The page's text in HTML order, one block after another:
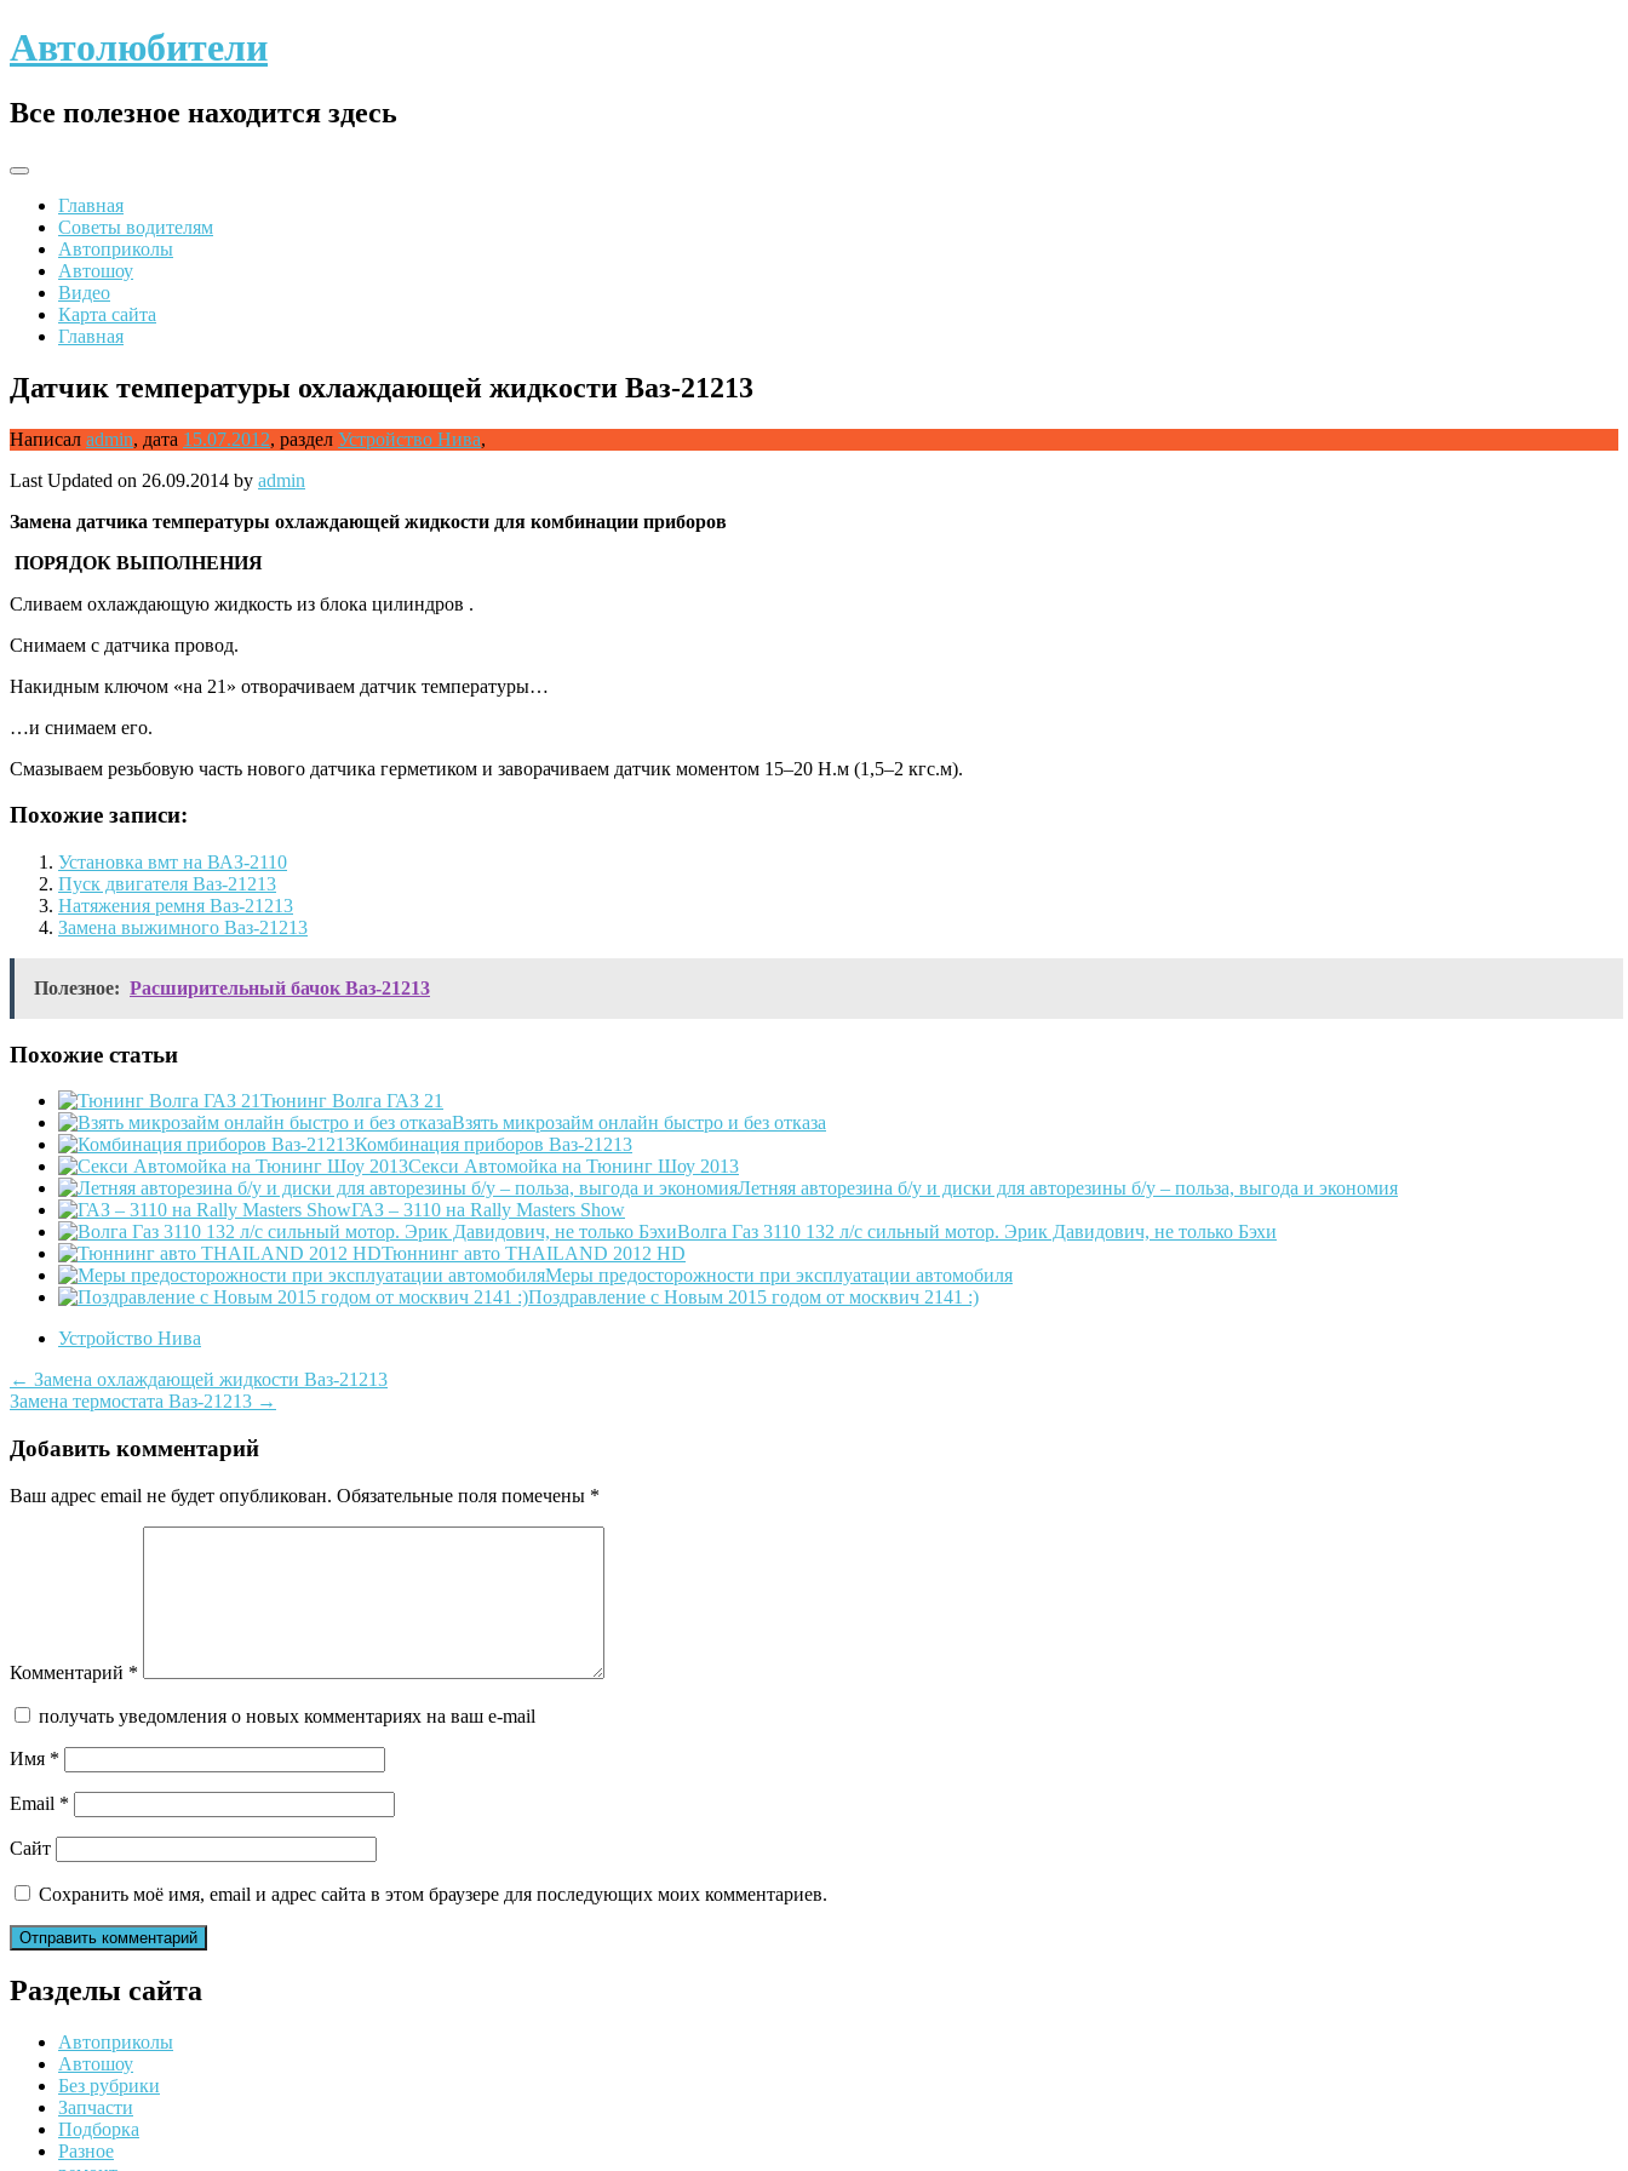
Skip
to
Автолюбители
Все полезное находится здесь
Главная
Советы водителям
Автоприколы
Автошоу
Видео
Карта сайта
Главная
Датчик температуры охлаждающей жидкости Ваз-21213
Написал admin, дата 15.07.2012, раздел Устройство Нива,
Last Updated on 26.09.2014 by admin
Замена датчика температуры охлаждающей жидкости для комбинации приборов
ПОРЯДОК ВЫПОЛНЕНИЯ
Сливаем охлаждающую жидкость из блока цилиндров .
Снимаем с датчика провод.
Накидным ключом «на 21» отворачиваем датчик температуры…
…и снимаем его.
Смазываем резьбовую часть нового датчика герметиком и заворачиваем датчик моментом 15–20 Н.м (1,5–2 кгс.м).
Похожие записи:
Установка вмт на ВАЗ-2110
Пуск двигателя Ваз-21213
Натяжения ремня Ваз-21213
Замена выжимного Ваз-21213
Полезное: Расширительный бачок Ваз-21213
Похожие статьи
Тюнинг Волга ГАЗ 21
Взять микрозайм онлайн быстро и без отказа
Комбинация приборов Ваз-21213
Секси Автомойка на Тюнинг Шоу 2013
Летняя авторезина б/у и диски для авторезины б/у – польза, выгода и экономия
ГАЗ – 3110 на Rally Masters Show
Волга Газ 3110 132 л/с сильный мотор. Эрик Давидович, не только Бэхи
Тюннинг авто THAILAND 2012 HD
Меры предосторожности при эксплуатации автомобиля
Поздравление с Новым 2015 годом от москвич 2141 :)
Устройство Нива
Post
navigation
← Замена охлаждающей жидкости Ваз-21213
Замена термостата Ваз-21213 →
Добавить комментарий
Ваш адрес email не будет опубликован. Обязательные поля помечены *
Комментарий *
получать уведомления о новых комментариях на ваш e-mail
Имя *
Email *
Сайт
Сохранить моё имя, email и адрес сайта в этом браузере для последующих моих комментариев.
Разделы сайта
Автоприколы
Автошоу
Без рубрики
Запчасти
Подборка
Разное